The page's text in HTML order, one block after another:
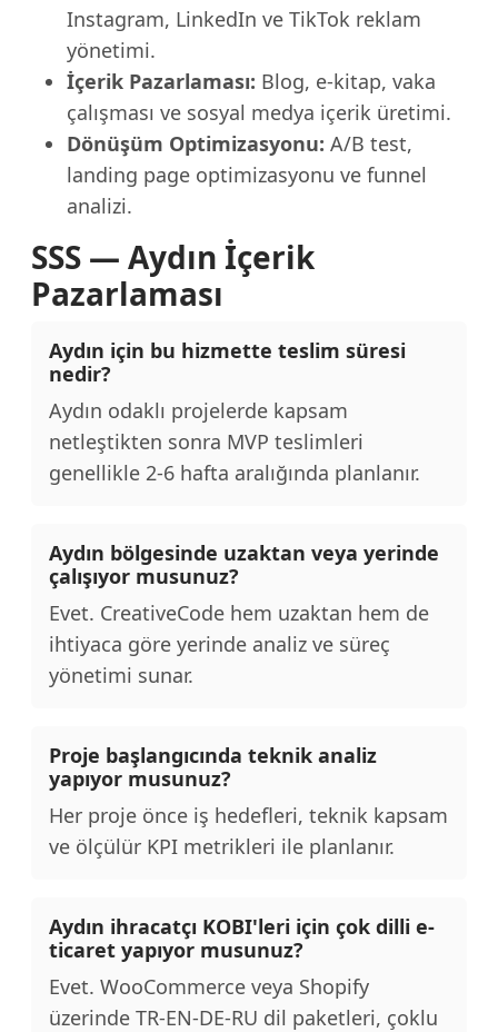
Instagram, LinkedIn ve TikTok reklam
yönetimi.
İçerik Pazarlaması: Blog, e-kitap, vaka
çalışması ve sosyal medya içerik üretimi.
Dönüşüm Optimizasyonu: A/B test,
landing page optimizasyonu ve funnel
analizi.
SSS — Aydın İçerik
Pazarlaması
Aydın için bu hizmette teslim süresi
nedir?
Aydın odaklı projelerde kapsam
netleştikten sonra MVP teslimleri
genellikle 2-6 hafta aralığında planlanır.
Aydın bölgesinde uzaktan veya yerinde
çalışıyor musunuz?
Evet. CreativeCode hem uzaktan hem de
ihtiyaca göre yerinde analiz ve süreç
yönetimi sunar.
Proje başlangıcında teknik analiz
yapıyor musunuz?
Her proje önce iş hedefleri, teknik kapsam
ve ölçülür KPI metrikleri ile planlanır.
Aydın ihracatçı KOBI'leri için çok dilli e-
ticaret yapıyor musunuz?
Evet. WooCommerce veya Shopify
üzerinde TR-EN-DE-RU dil paketleri, çoklu